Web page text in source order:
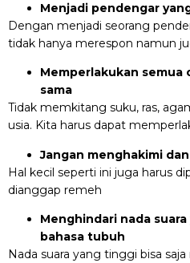
Menjadi pendengar
Dengan menjadi seorang
tidak hanya merespon namun
Memperlakukan semua
sama
Tidak memkitang suku, ras,
usia. Kita harus dapat
Jangan menghakimi
Hal kecil seperti ini juga harus
dianggap remeh
Menghindari nada
bahasa tubuh
Nada suara yang tinggi bisa